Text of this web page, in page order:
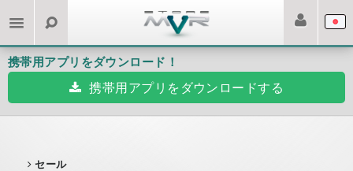
携帯用アプリをダウンロード！
携帯用アプリをダウンロードする
セール